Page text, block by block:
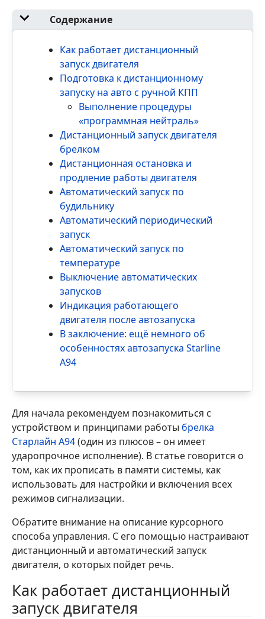
Содержание
Как работает дистанционный
запуск двигателя
Подготовка к дистанционному
запуску на авто с ручной КПП
Выполнение процедуры
«программная нейтраль»
Дистанционный запуск двигателя
брелком
Дистанционная остановка и
продление работы двигателя
Автоматический запуск по
будильнику
Автоматический периодический
запуск
Автоматический запуск по
температуре
Выключение автоматических
запусков
Индикация работающего
двигателя после автозапуска
В заключение: ещё немного об
особенностях автозапуска Starline
A94
Для начала рекомендуем познакомиться с
устройством и принципами работы брелка
Старлайн А94(один из плюсов – он имеет
ударопрочное исполнение). В статье говорится о
том, как их прописать в памяти системы, как
использовать для настройки и включения всех
режимов сигнализации.
Обратите внимание на описание курсорного
способа управления. С его помощью настраивают
дистанционный и автоматический запуск
двигателя, о которых пойдет речь.
Как работает дистанционный
запуск двигателя